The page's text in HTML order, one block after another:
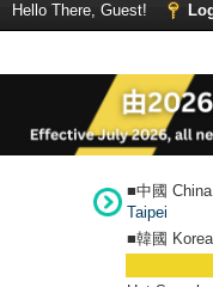
Hello There, Guest!
■中國 China
Taipei
■韓國